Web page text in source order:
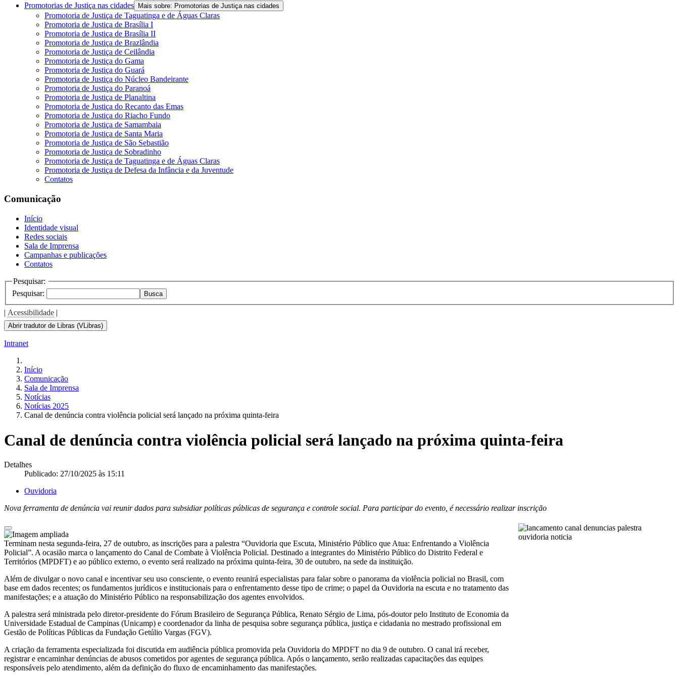
Promotorias de Justiça nas cidades
Mais sobre: Promotorias de Justiça nas cidades
Promotoria de Justiça de Taguatinga e de Águas Claras
Promotoria de Justiça de Brasília I
Promotoria de Justiça de Brasília II
Promotoria de Justiça de Brazlândia
Promotoria de Justiça de Ceilândia
Promotoria de Justiça do Gama
Promotoria de Justiça do Guará
Promotoria de Justiça do Núcleo Bandeirante
Promotoria de Justiça do Paranoá
Promotoria de Justiça de Planaltina
Promotoria de Justiça do Recanto das Emas
Promotoria de Justiça do Riacho Fundo
Promotoria de Justiça de Samambaia
Promotoria de Justiça de Santa Maria
Promotoria de Justiça de São Sebastião
Promotoria de Justiça de Sobradinho
Promotoria de Justiça de Taguatinga e de Águas Claras
Promotoria de Justiça de Defesa da Infância e da Juventude
Contatos
Comunicação
Início
Identidade visual
Redes sociais
Sala de Imprensa
Campanhas e publicações
Contatos
Pesquisar:
Pesquisar:
Busca
| Acessibilidade |
Abrir tradutor de Libras (VLibras)
Intranet
Início
Comunicação
Sala de Imprensa
Notícias
Notícias 2025
Canal de denúncia contra violência policial será lançado na próxima quinta-feira
Canal de denúncia contra violência policial será lançado na próxima quinta-feira
Detalhes
Publicado: 27/10/2025 às 15:11
Ouvidoria
Nova ferramenta de denúncia vai reunir dados para subsidiar políticas públicas de segurança e controle social. Para participar do evento, é necessário realizar inscrição
Terminam nesta segunda-feira, 27 de outubro, as inscrições para a palestra “Ouvidoria que Escuta, Ministério Público que Atua: Enfrentando a Violência
Policial”. A ocasião marca o lançamento do Canal de Combate à Violência Policial. Destinado a integrantes do Ministério Público do Distrito Federal e
Territórios (MPDFT) e ao público externo, o evento será realizado na próxima quinta-feira, 30 de outubro, na sede da instituição.
Além de divulgar o novo canal e incentivar seu uso consciente, o evento reunirá especialistas para falar sobre o panorama da violência policial no Brasil, com
base em dados recentes; os fundamentos jurídicos e institucionais para o enfrentamento desse tipo de crime; o papel da Ouvidoria na escuta e no tratamento das
manifestações; e a atuação do Ministério Público na responsabilização dos agentes envolvidos.
A palestra será ministrada pelo diretor-presidente do Fórum Brasileiro de Segurança Pública, Renato Sérgio de Lima, pós-doutor pelo Instituto de Economia da
Universidade Estadual de Campinas (Unicamp) e coordenador da linha de pesquisa sobre segurança pública, justiça e cidadania no mestrado profissional em
Gestão de Políticas Públicas da Fundação Getúlio Vargas (FGV).
A criação da ferramenta especializada foi discutida em audiência pública promovida pela Ouvidoria do MPDFT no dia 9 de outubro. O canal irá receber,
registrar e encaminhar denúncias de abusos cometidos por agentes de segurança pública. Após o lançamento, serão realizadas capacitações das equipes
responsáveis pelo atendimento, além da definição do fluxo de encaminhamento das manifestações.